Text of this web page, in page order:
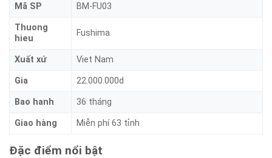
Mã SP BM-FU03
Thuong
hieu
Fushima
Xuất xứ Viet Nam
Gia 22.000.000d
Bao hanh 36 tháng
Giao hàng Miễn phí 63 tỉnh
Đặc điểm nổi bật